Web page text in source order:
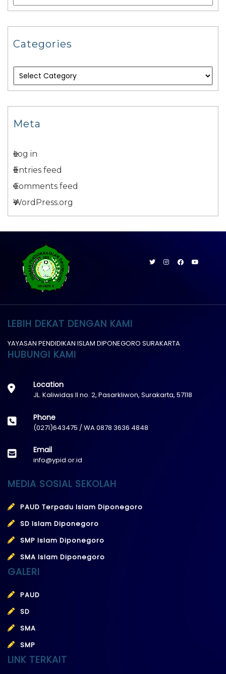
Categories
Meta
Log in
Entries feed
Comments feed
WordPress.org
LEBIH DEKAT DENGAN KAMI
YAYASAN PENDIDIKAN ISLAM DIPONEGORO SURAKARTA
HUBUNGI KAMI
Location
JL. Kaliwidas II no. 2, Pasarkliwon, Surakarta, 57118
Phone
(0271)643475 / WA 0878 3636 4848
Email
info@ypid.or.id
MEDIA SOSIAL SEKOLAH
PAUD Terpadu Islam Diponegoro
SD Islam Diponegoro
SMP Islam Diponegoro
SMA Islam Diponegoro
GALERI
PAUD
SD
SMA
SMP
LINK TERKAIT